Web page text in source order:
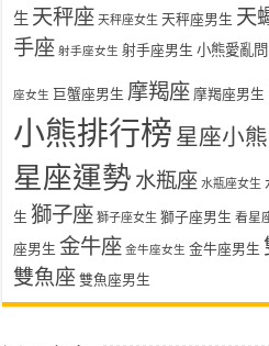
生 天秤座 天秤座女生 天秤座男生 天
手座 射手座女生 射手座男生 小熊愛亂問
座女生 巨蟹座男生 摩羯座 摩羯座男生
小熊排行榜 星座小
星座運勢 水瓶座 水瓶座女生
生 獅子座 獅子座女生 獅子座男生 看星
座男生 金牛座 金牛座女生 金牛座男生
雙魚座 雙魚座男生